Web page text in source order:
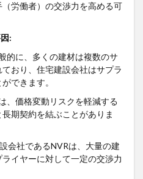
（労働者）の交渉力を高める可
:
的に、多くの建材は複数のサ
おり、住宅建設会社はサプラ
できます。
、価格変動リスクを軽減する
期契約を結ぶことがありま
会社であるNVRは、大量の建
イヤーに対して一定の交渉力